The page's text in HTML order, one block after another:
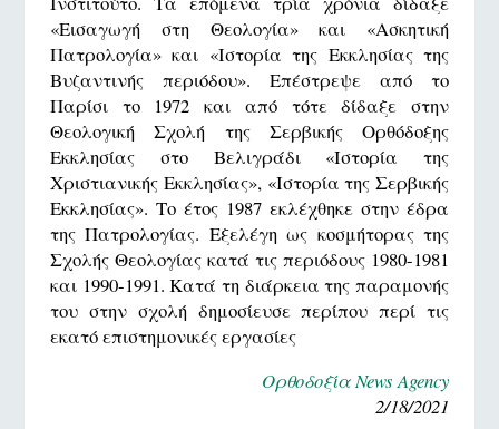
«Εισαγωγή στη Θεολογία» και «Ασκητική
Πατρολογία» και «Ιστορία της Εκκλησίας της
Βυζαντινής περιόδου». Επέστρεψε από το
Παρίσι το 1972 και από τότε δίδαξε στην
Θεολογική Σχολή της Σερβικής Ορθόδοξης
Εκκλησίας στο Βελιγράδι «Ιστορία της
Χριστιανικής Εκκλησίας», «Ιστορία της Σερβικής
Εκκλησίας». Το έτος 1987 εκλέχθηκε στην έδρα
της Πατρολογίας. Εξελέγη ως κοσμήτορας της
Σχολής Θεολογίας κατά τις περιόδους 1980-1981
και 1990-1991. Κατά τη διάρκεια της παραμονής
του στην σχολή δημοσίευσε περίπου περί τις
εκατό επιστημονικές εργασίες
Ορθοδοξία News Agency
2/18/2021